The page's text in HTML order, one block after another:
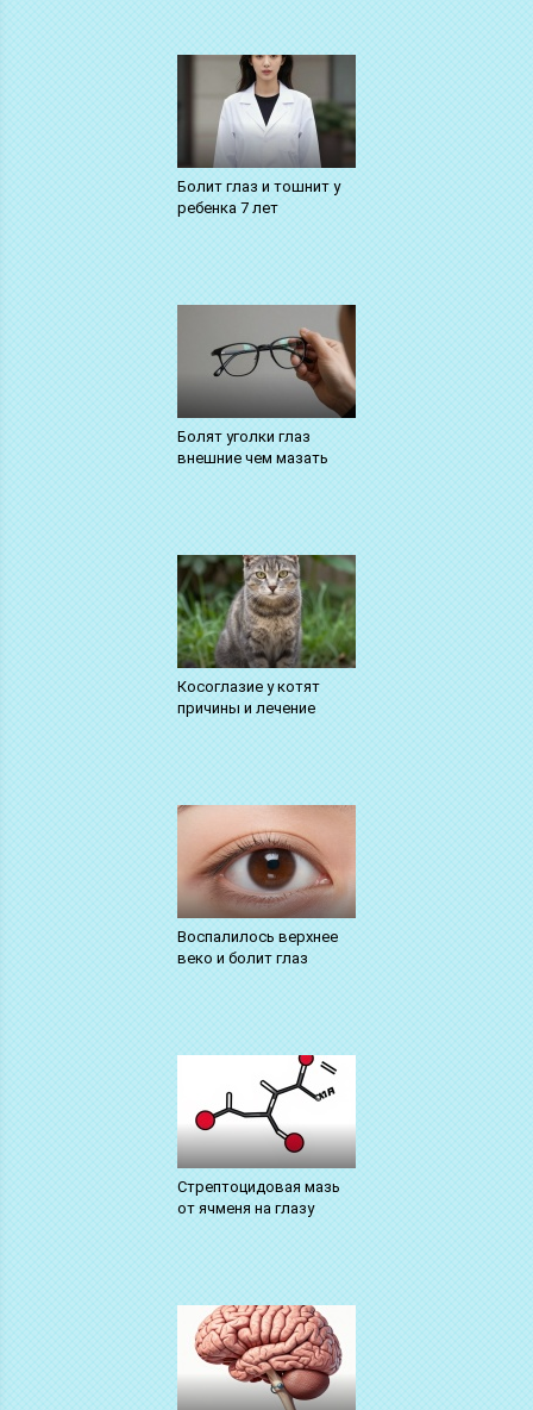
Болит глаз и тошнит у
ребенка 7 лет
Болят уголки глаз
внешние чем мазать
Косоглазие у котят
причины и лечение
Воспалилось верхнее
веко и болит глаз
Стрептоцидовая мазь
от ячменя на глазу